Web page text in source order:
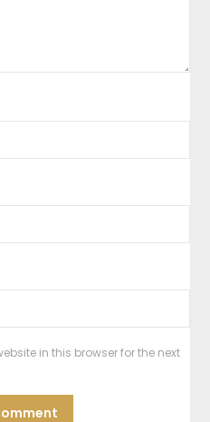
in this browser for the next